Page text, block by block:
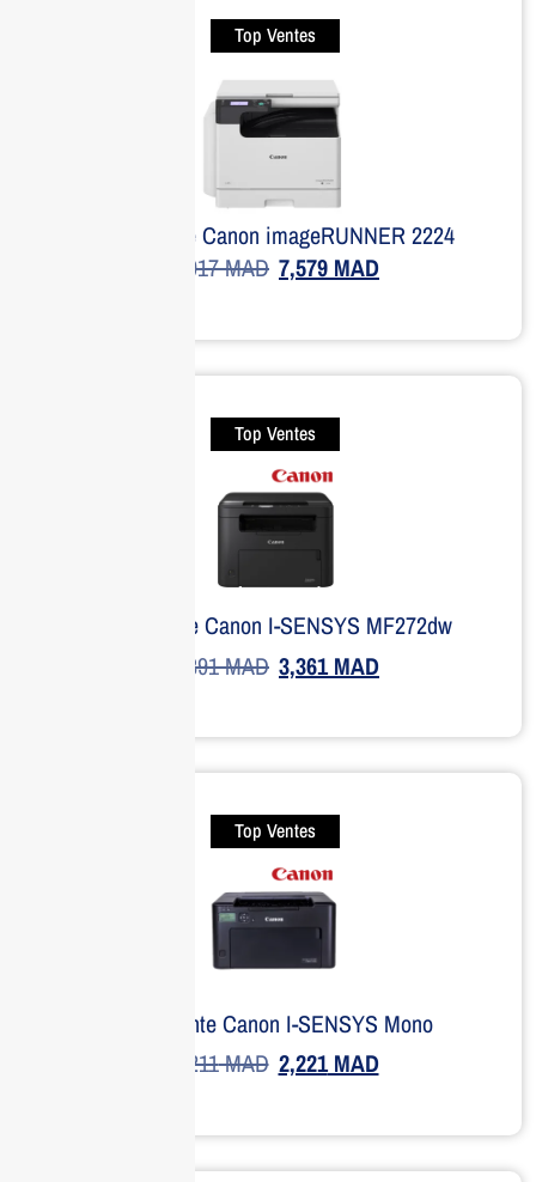
Top Ventes
Imprimante Canon imageRUNNER 2224
8,917MAD 7,579 MAD
Top Ventes
Imprimante Canon I-SENSYS MF272dw
5,891MAD 3,361MAD
Top Ventes
Imprimante Canon I-SENSYS Mono
4,211MAD 2,221MAD